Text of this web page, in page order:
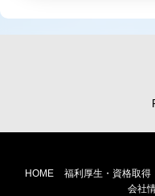
HOME 福利厚生・資格取得
会社